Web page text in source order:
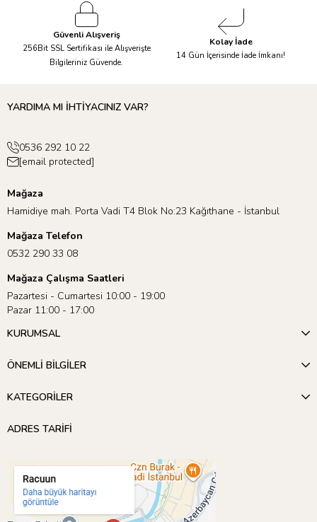
Güvenli Alışveriş
256Bit SSL Sertifikası ile Alışverişte
Bilgileriniz Güvende.
Kolay İade
14 Gün İçerisinde İade İmkanı!
YARDIMA MI İHTİYACINIZ VAR?
0536 292 10 22
[email protected]
Mağaza
Hamidiye mah. Porta Vadi T4 Blok No:23 Kağıthane - İstanbul
Mağaza Telefon
0532 290 33 08
Mağaza Çalışma Saatleri
Pazartesi - Cumartesi 10:00 - 19:00
Pazar 11:00 - 17:00
KURUMSAL
ÖNEMLİ BİLGİLER
KATEGORİLER
ADRES TARİFİ